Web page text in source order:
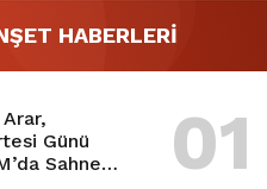
HABERLERİ
Günü
Sahne
01